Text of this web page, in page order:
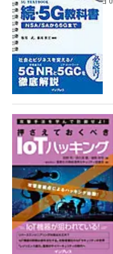
攻撃手法を
ハッキング
2022年6月14日